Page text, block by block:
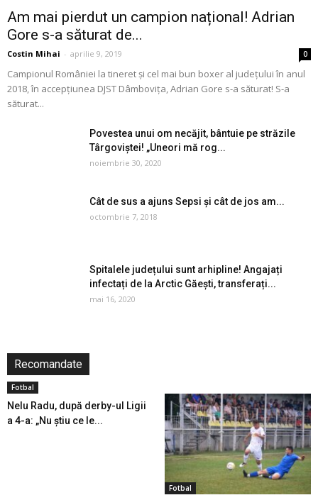
Am mai pierdut un campion național! Adrian
Gore s-a săturat de...
Costin Mihai - aprilie 9, 2019 0
Campionul României la tineret și cel mai bun boxer al județului în anul
2018, în accepțiunea DJST Dâmbovița, Adrian Gore s-a săturat! S-a
săturat...
Povestea unui om necăjit, bântuie pe străzile
Târgoviștei! „Uneori mă rog...
noiembrie 30, 2020
Cât de sus a ajuns Sepsi și cât de jos am...
octombrie 7, 2018
Spitalele județului sunt arhipline! Angajați
infectați de la Arctic Găești, transferați...
mai 16, 2020
Recomandate
Fotbal
Nelu Radu, după derby-ul Ligii
a 4-a: „Nu știu ce le...
Fotbal